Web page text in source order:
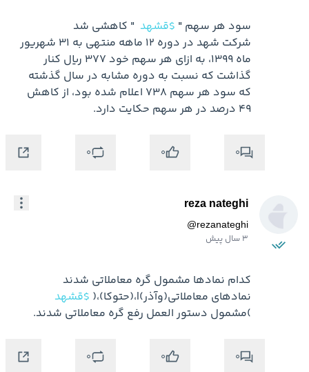
سود هر سهم " $قشهد
۴۹ درصد در هر سهم حکایت دارد.
0
0
0
reza nateghi
@rezanateghi
3 سال پیش
نمادهاي معاملاتي(وآذر)|،(حتوكا)،( $قشهد
)مشمول دستور العمل رفع گره معاملاتي شدند.
0
0
0